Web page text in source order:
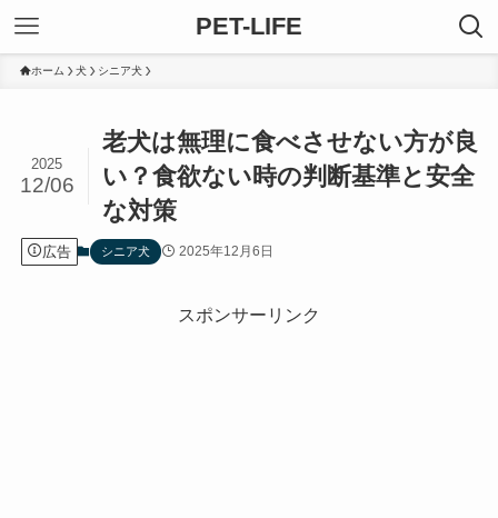
PET-LIFE
ホーム 犬 シニア犬
老犬は無理に食べさせない方が良
い？食欲ない時の判断基準と安全
な対策
2025
12/06
広告 シニア犬 2025年12月6日
スポンサーリンク